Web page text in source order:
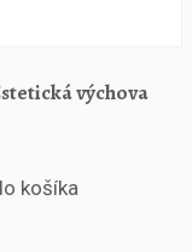
výchova
košíka